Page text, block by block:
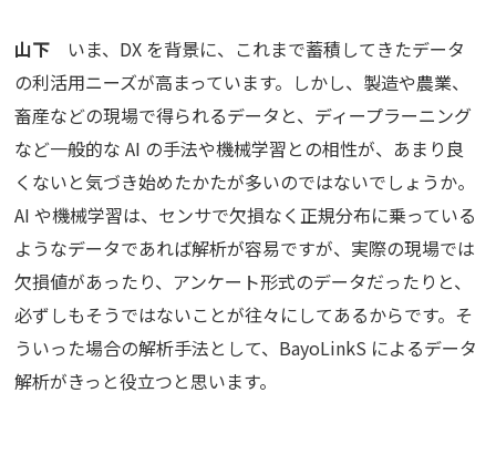
山下 いま、DX を背景に、これまで蓄積してきたデータ
の利活用ニーズが高まっています。しかし、製造や農業、
畜産などの現場で得られるデータと、ディープラーニング
など一般的な AI の手法や機械学習との相性が、あまり良
くないと気づき始めたかたが多いのではないでしょうか。
AI や機械学習は、センサで欠損なく正規分布に乗っている
ようなデータであれば解析が容易ですが、実際の現場では
欠損値があったり、アンケート形式のデータだったりと、
必ずしもそうではないことが往々にしてあるからです。そ
ういった場合の解析手法として、BayoLinkS によるデータ
解析がきっと役立つと思います。